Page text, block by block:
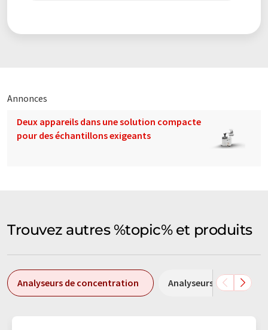
Annonces
Deux appareils dans une solution compacte
pour des échantillons exigeants
Trouvez autres %topic% et produits
Analyseurs de concentration Analyseurs de gaz en